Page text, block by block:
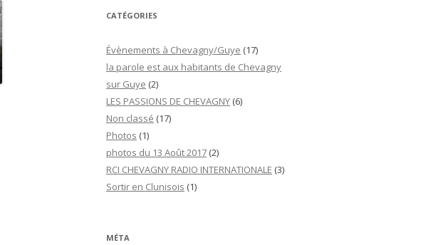
CATÉGORIES
Évènements à Chevagny/Guye (17)
la parole est aux habitants de Chevagny
sur Guye (2)
LES PASSIONS DE CHEVAGNY (6)
Non classé (17)
Photos (1)
photos du 13 Août 2017 (2)
RCI CHEVAGNY RADIO INTERNATIONALE (3)
Sortir en Clunisois (1)
MÉTA